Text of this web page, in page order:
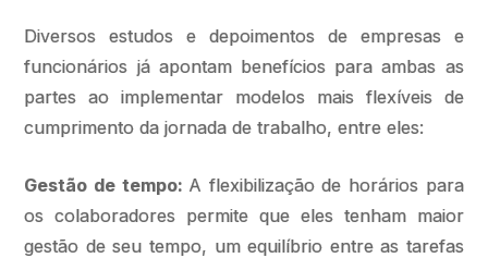
Diversos estudos e depoimentos de empresas e
funcionários já apontam benefícios para ambas as
partes ao implementar modelos mais flexíveis de
cumprimento da jornada de trabalho, entre eles:
Gestão de tempo: A flexibilização de horários para
os colaboradores permite que eles tenham maior
gestão de seu tempo, um equilíbrio entre as tarefas